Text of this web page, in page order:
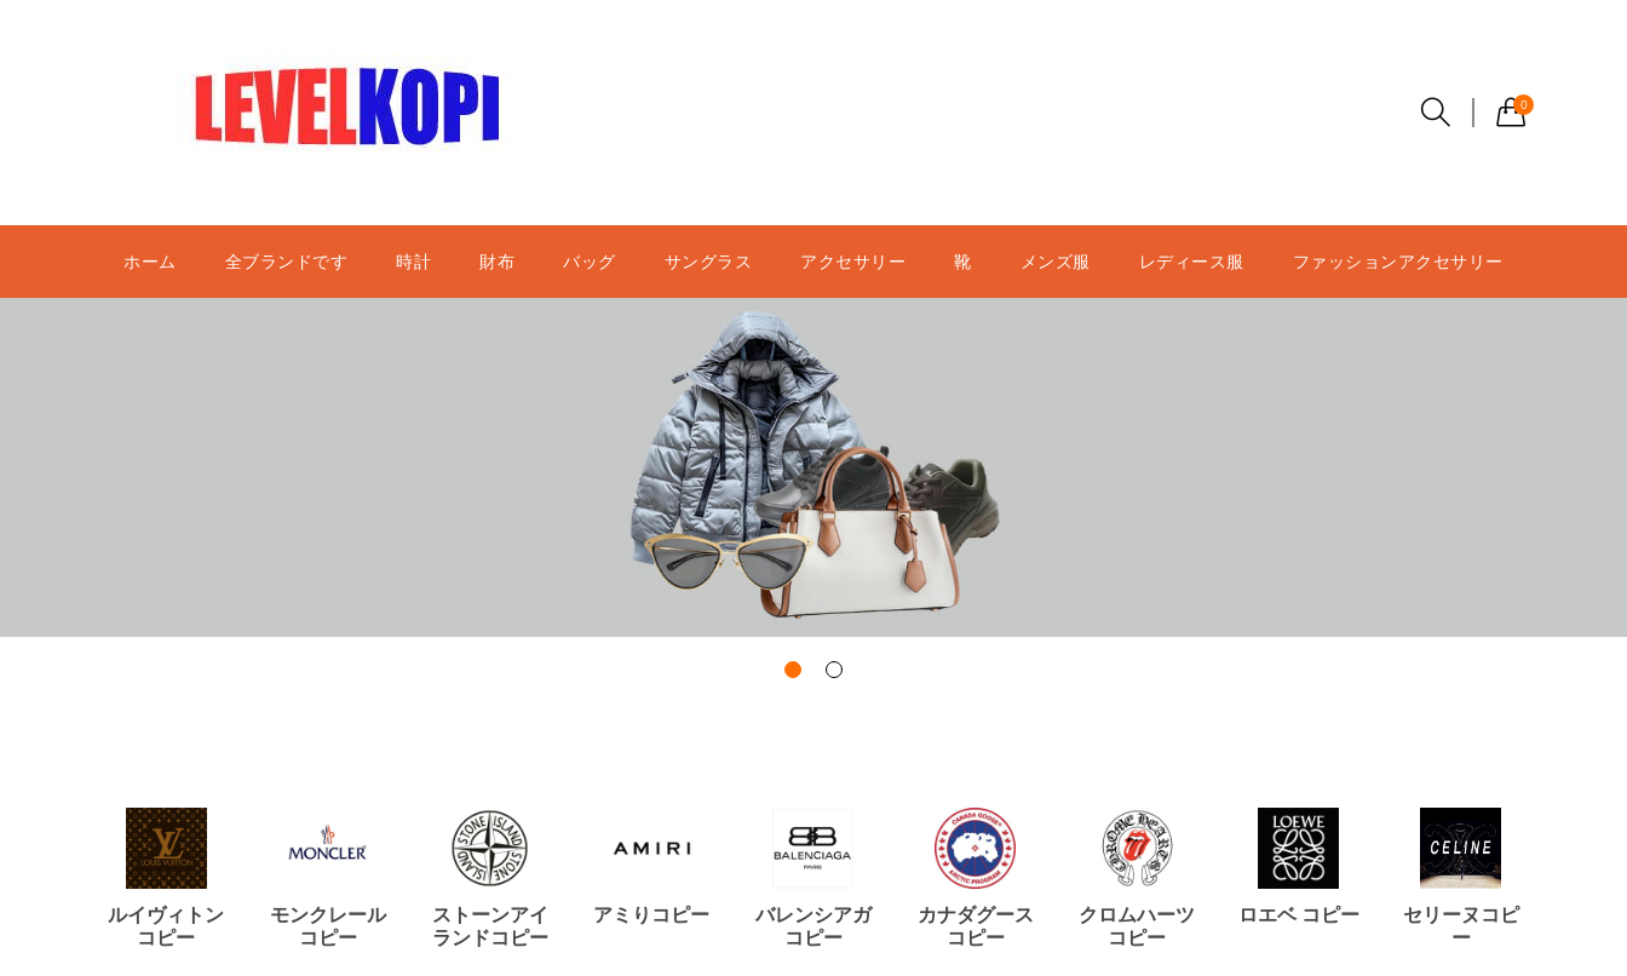
0
ホーム 全ブランドです 時計 財布 バッグ サングラス アクセサリー 靴 メンズ服 レディース服 ファッションアクセサリー
ルイヴィトン
コピー
モンクレール
コピー
ストーンアイ
ランドコピー
アミりコピー
バレンシアガ
コピー
カナダグース
コピー
クロムハーツ
コピー
ロエベ コピー
セリーヌコピ
ー